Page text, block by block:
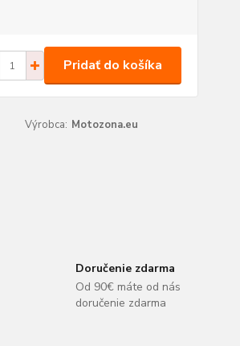
Pridať do košíka
Výrobca: Motozona.eu
Doručenie zdarma
Od 90€ máte od nás
doručenie zdarma